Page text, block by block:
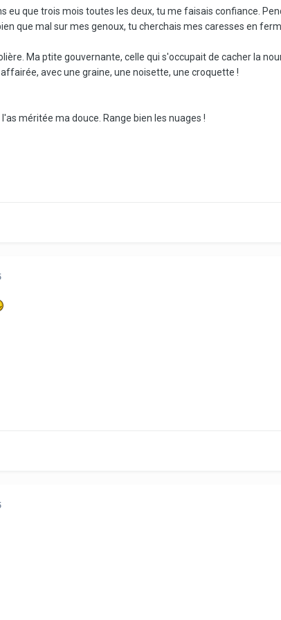
eu que trois mois toutes les deux, tu me faisais confiance.
que mal sur mes genoux, tu cherchais mes caresses en
Ma ptite gouvernante, celle qui s'occupait de cacher la
avec une graine, une noisette, une croquette !
méritée ma douce. Range bien les nuages !